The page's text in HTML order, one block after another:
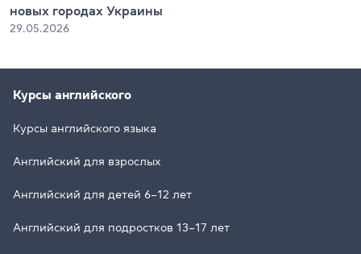
новых городах Украины
29.05.2026
Курсы английского
Курсы английского языка
Английский для взрослых
Английский для детей 6–12 лет
Английский для подростков 13–17 лет